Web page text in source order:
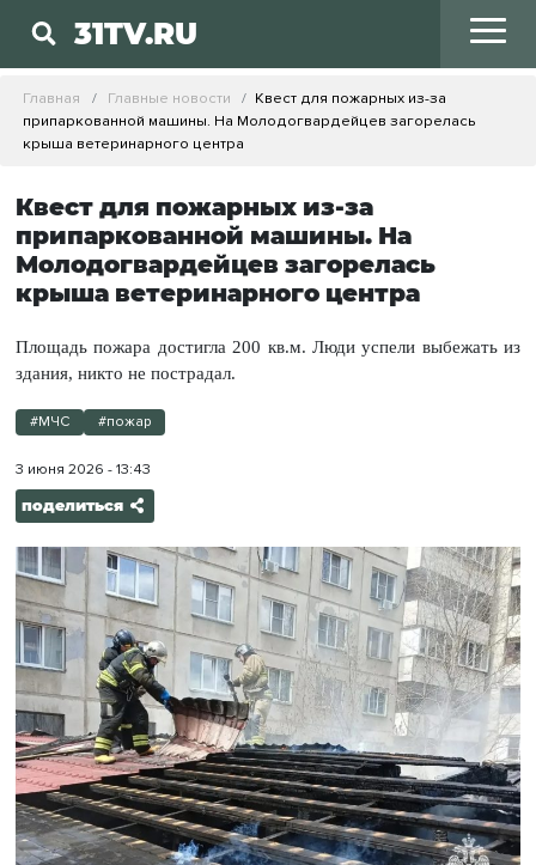
31TV.RU
Главная Главные новости
Квест для пожарных из-за
припаркованной машины. На Молодогвардейцев загорелась
крыша ветеринарного центра
Квест для пожарных из-за
припаркованной машины. На
Молодогвардейцев загорелась
крыша ветеринарного центра
Площадь пожара достигла 200 кв.м. Люди успели выбежать из
здания, никто не пострадал.
#МЧС #пожар
3 июня 2026 - 13:43
поделиться